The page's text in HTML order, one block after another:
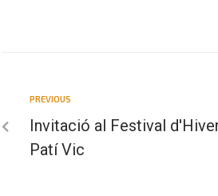
PREVIOUS
Invitació al Festival
Patí Vic